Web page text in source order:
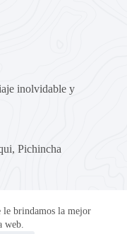
le brindamos la mejor
web.
inolvidable y
Pichincha